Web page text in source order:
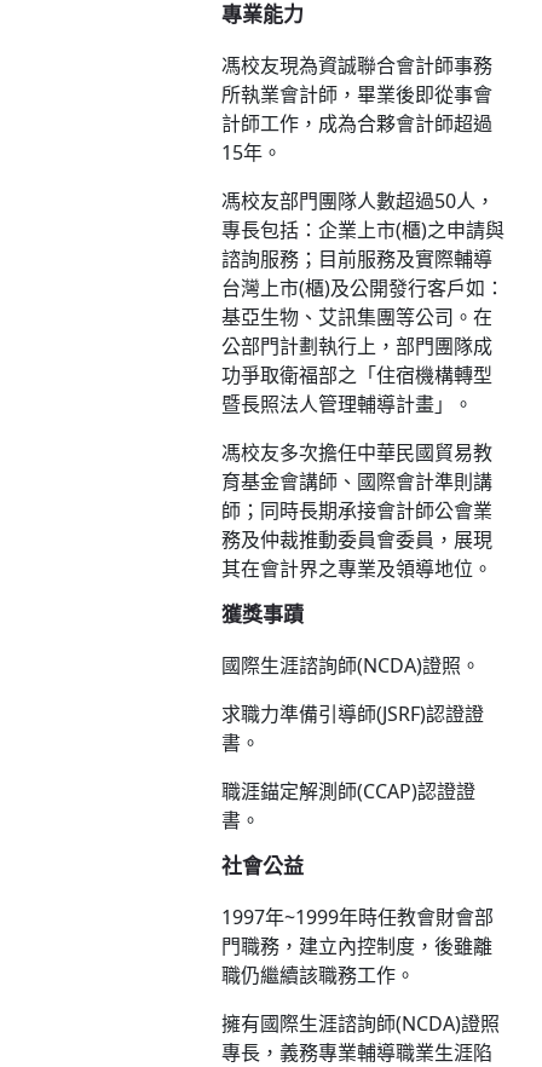
專業能力
馮校友現為資誠聯合會計師事務
所執業會計師，畢業後即從事會
計師工作，成為合夥會計師超過
15年。
馮校友部門團隊人數超過50人，
專長包括：企業上市(櫃)之申請與
諮詢服務；目前服務及實際輔導
台灣上市(櫃)及公開發行客戶如：
基亞生物、艾訊集團等公司。在
公部門計劃執行上，部門團隊成
功爭取衛福部之「住宿機構轉型
暨長照法人管理輔導計畫」。
馮校友多次擔任中華民國貿易教
育基金會講師、國際會計準則講
師；同時長期承接會計師公會業
務及仲裁推動委員會委員，展現
其在會計界之專業及領導地位。
獲獎事蹟
國際生涯諮詢師(NCDA)證照。
求職力準備引導師(JSRF)認證證
書。
職涯錨定解測師(CCAP)認證證
書。
社會公益
1997年~1999年時任教會財會部
門職務，建立內控制度，後雖離
職仍繼續該職務工作。
擁有國際生涯諮詢師(NCDA)證照
專長，義務專業輔導職業生涯陷